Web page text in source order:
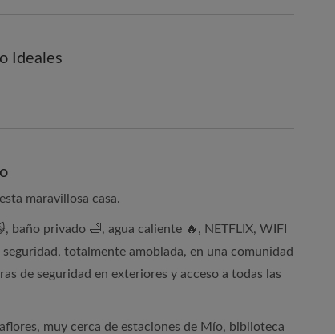
Ideales
maravillosa casa.
baño privado 🛁, agua caliente 🔥, NETFLIX, WIFI
totalmente amoblada, en una comunidad
de seguridad en exteriores y acceso a todas las
muy cerca de estaciones de Mío, biblioteca